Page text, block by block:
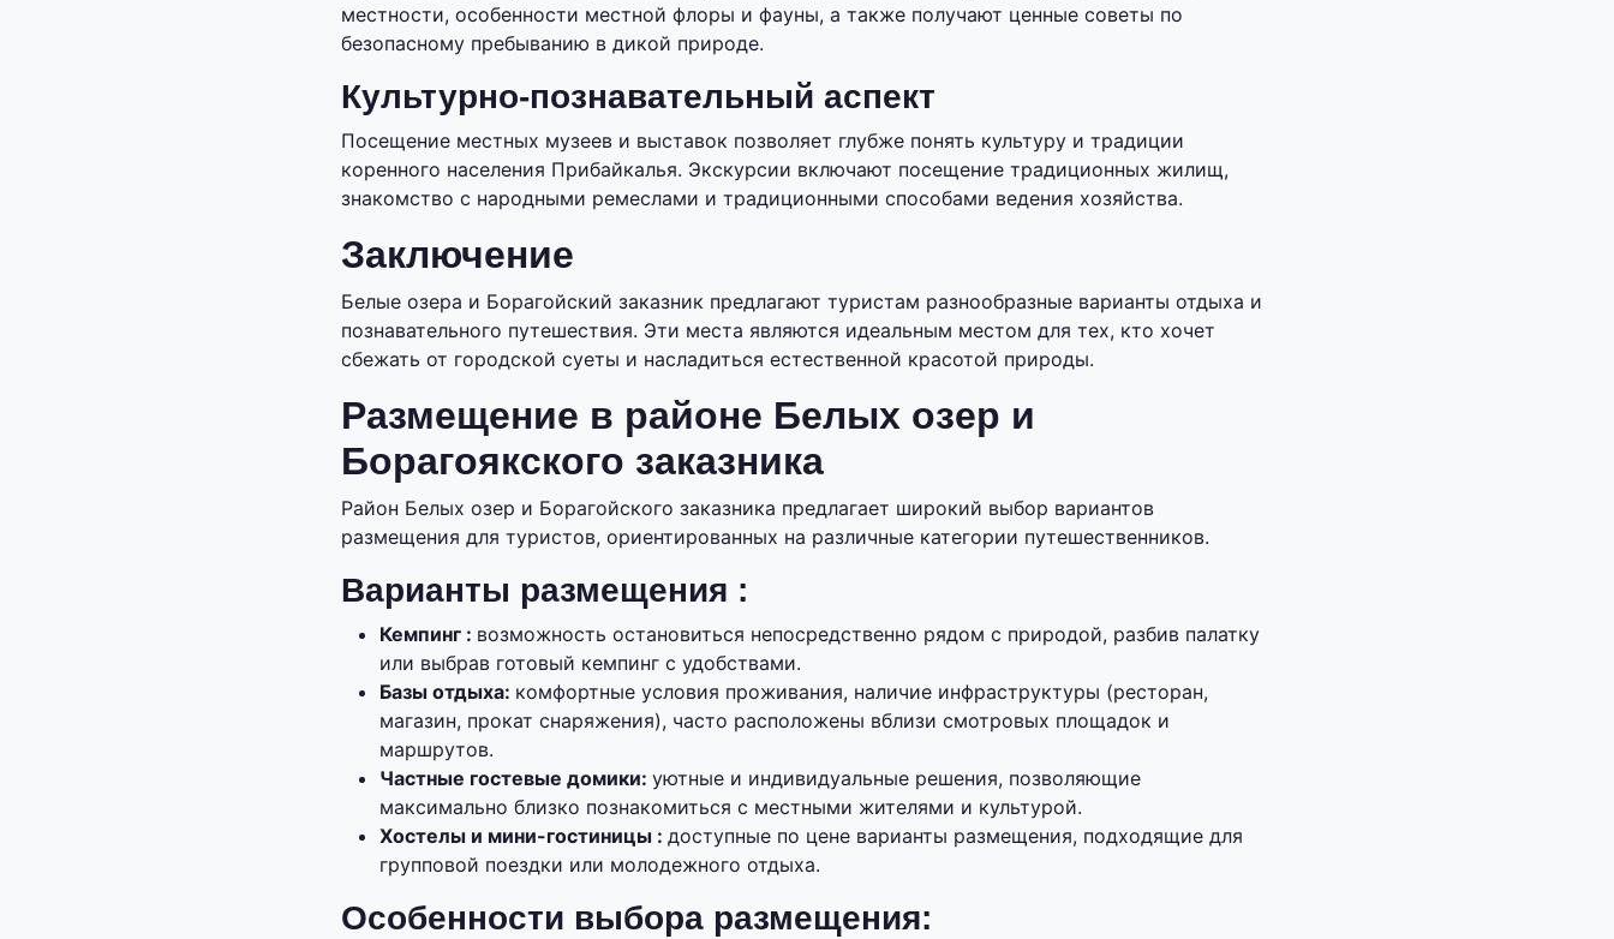
местности, особенности местной флоры и фауны, а также получают ценные советы по
безопасному пребыванию в дикой природе.
Культурно-познавательный аспект
Посещение местных музеев и выставок позволяет глубже понять культуру и традиции
коренного населения Прибайкалья. Экскурсии включают посещение традиционных жилищ,
знакомство с народными ремеслами и традиционными способами ведения хозяйства.
Заключение
Белые озера и Борагойский заказник предлагают туристам разнообразные варианты отдыха и
познавательного путешествия. Эти места являются идеальным местом для тех, кто хочет
сбежать от городской суеты и насладиться естественной красотой природы.
Размещение в районе Белых озер и
Борагоякского заказника
Район Белых озер и Борагойского заказника предлагает широкий выбор вариантов
размещения для туристов, ориентированных на различные категории путешественников.
Варианты размещения :
Кемпинг : возможность остановиться непосредственно рядом с природой, разбив палатку
или выбрав готовый кемпинг с удобствами.
Базы отдыха: комфортные условия проживания, наличие инфраструктуры (ресторан,
магазин, прокат снаряжения), часто расположены вблизи смотровых площадок и
маршрутов.
Частные гостевые домики: уютные и индивидуальные решения, позволяющие
максимально близко познакомиться с местными жителями и культурой.
Хостелы и мини-гостиницы : доступные по цене варианты размещения, подходящие для
групповой поездки или молодежного отдыха.
Особенности выбора размещения: